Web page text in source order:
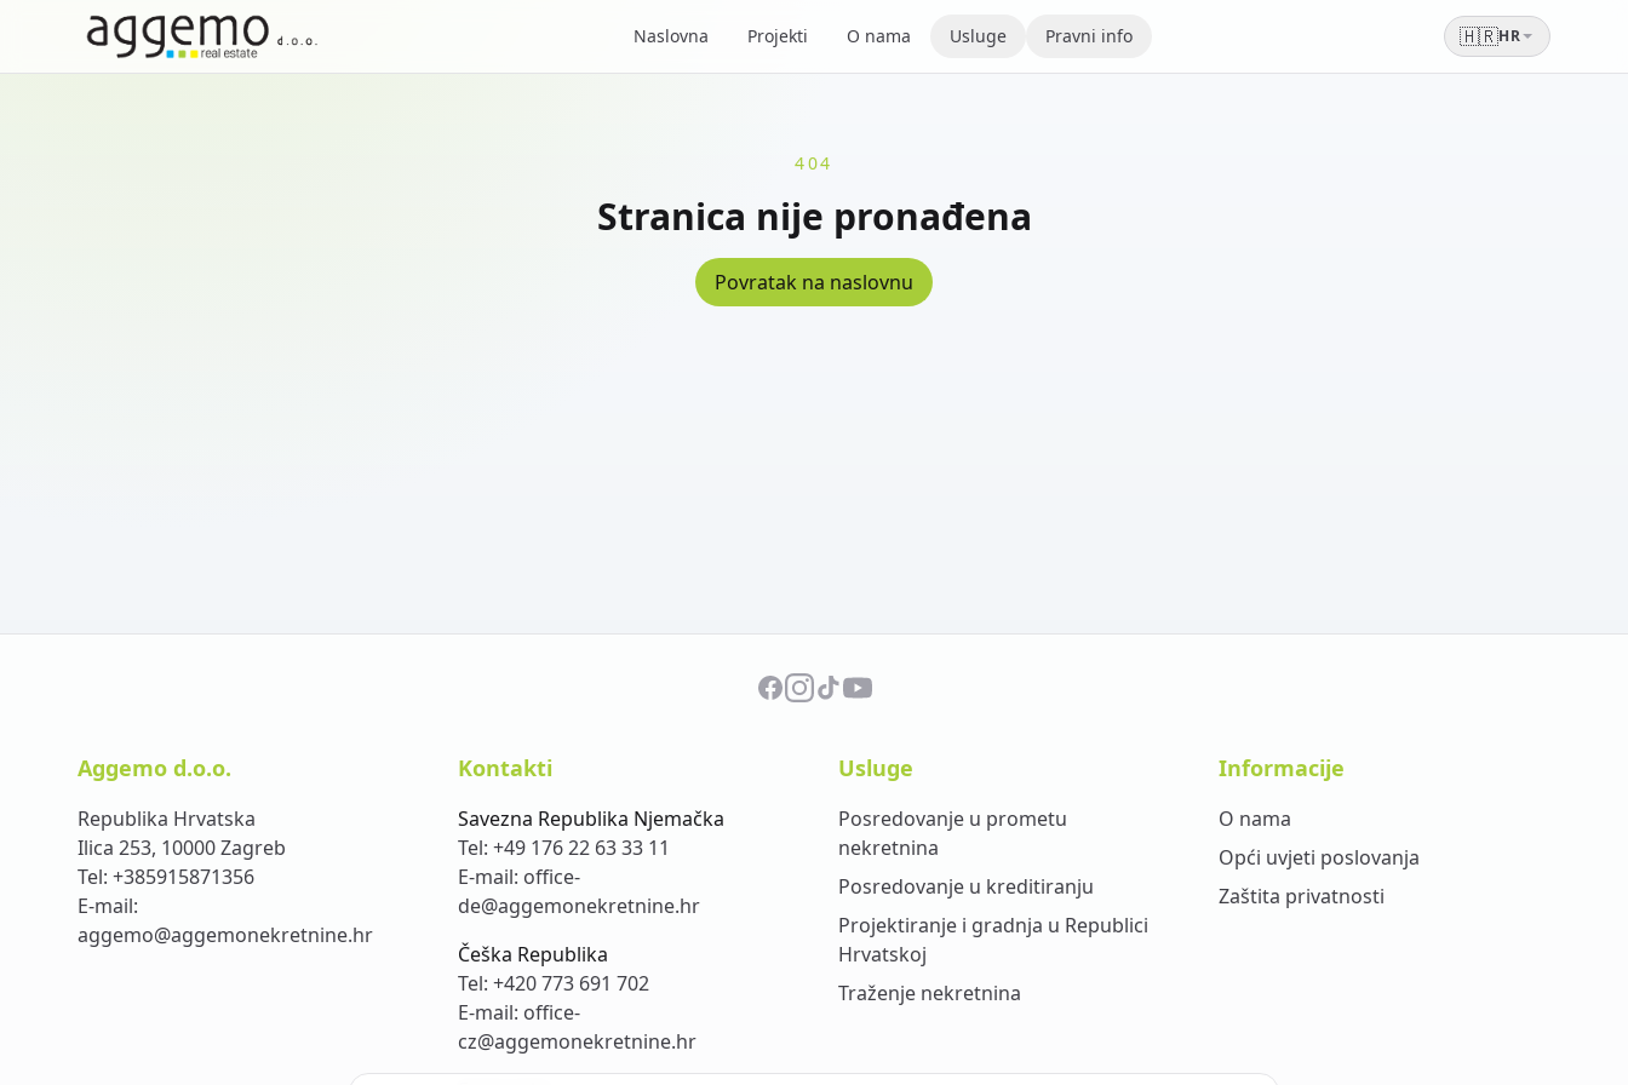
Naslovna Projekti O nama Usluge Pravni info 🇭🇷HR
404
Stranica nije pronađena
Povratak na naslovnu
Aggemo d.o.o.
Republika Hrvatska
Ilica 253, 10000 Zagreb
Tel: +385915871356
E-mail:
aggemo@aggemonekretnine.hr
Kontakti
Savezna Republika Njemačka
Tel: +49 176 22 63 33 11
E-mail: office-
de@aggemonekretnine.hr
Češka Republika
Tel: +420 773 691 702
E-mail: office-
cz@aggemonekretnine.hr
Usluge
Posredovanje u prometu
nekretnina
Posredovanje u kreditiranju
Projektiranje i gradnja u Republici
Hrvatskoj
Traženje nekretnina
Informacije
O nama
Opći uvjeti poslovanja
Zaštita privatnosti